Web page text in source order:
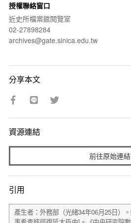
授權聯絡窗口
近史所檔案館閱覽室
02-27898284
archives@gate.sinica.edu.tw
分享本文
資源連結
前往原始連結
引用